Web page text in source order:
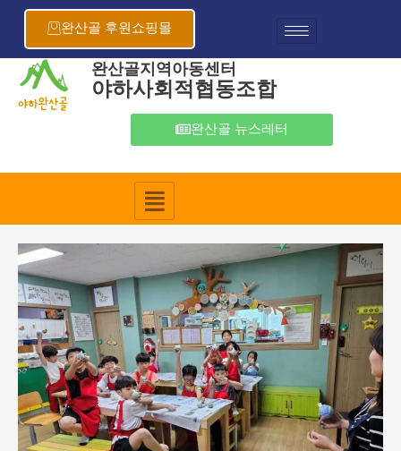
완산골 후원쇼핑몰
완산골지역아동센터
야하사회적협동조합
완산골 뉴스레터
포
트
탐
색